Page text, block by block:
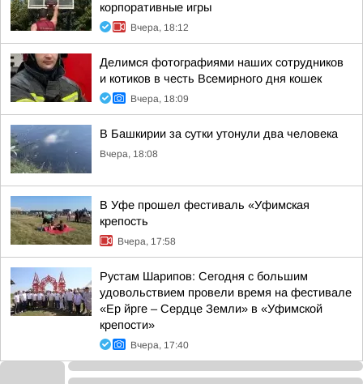
корпоративные игры
Вчера, 18:12
Делимся фотографиями наших сотрудников
и котиков в честь Всемирного дня кошек
Вчера, 18:09
В Башкирии за сутки утонули два человека
Вчера, 18:08
В Уфе прошел фестиваль «Уфимская
крепость
Вчера, 17:58
Рустам Шарипов: Сегодня с большим
удовольствием провели время на фестивале
«Ер йрге – Сердце Земли» в «Уфимской
крепости»
Вчера, 17:40